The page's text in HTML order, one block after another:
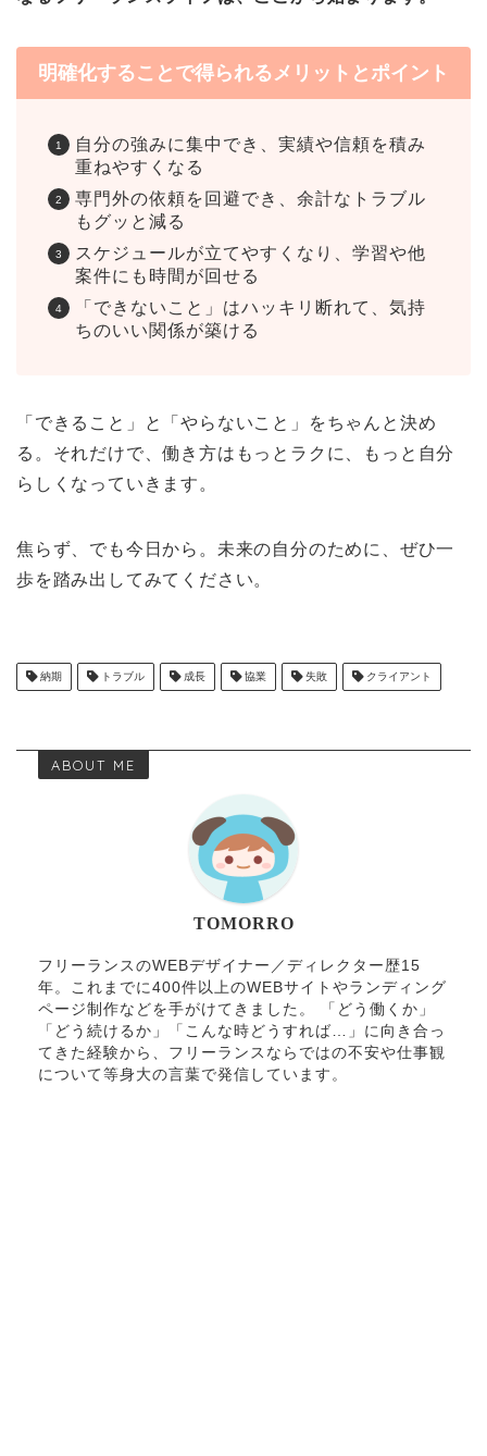
明確化することで得られるメリットとポイント
自分の強みに集中でき、実績や信頼を積み
重ねやすくなる
専門外の依頼を回避でき、余計なトラブル
もグッと減る
スケジュールが立てやすくなり、学習や他
案件にも時間が回せる
「できないこと」はハッキリ断れて、気持
ちのいい関係が築ける
「できること」と「やらないこと」をちゃんと決め
る。それだけで、働き方はもっとラクに、もっと自分
らしくなっていきます。
焦らず、でも今日から。未来の自分のために、ぜひ一
歩を踏み出してみてください。
納期 トラブル 成長 協業 失敗 クライアント
ABOUT ME
TOMORRO
フリーランスのWEBデザイナー／ディレクター歴15
年。これまでに400件以上のWEBサイトやランディング
ページ制作などを手がけてきました。 「どう働くか」
「どう続けるか」「こんな時どうすれば…」に向き合っ
てきた経験から、フリーランスならではの不安や仕事観
について等身大の言葉で発信しています。